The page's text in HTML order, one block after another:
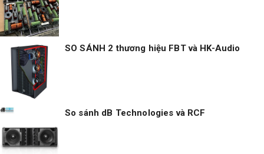
SO SÁNH 2 thương hiệu FBT và HK-Audio
So sánh dB Technologies và RCF